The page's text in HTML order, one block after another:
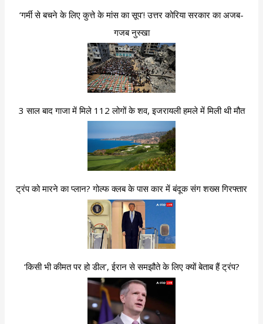
‘गर्मी से बचने के लिए कुत्ते के मांस का सूप’! उत्तर कोरिया सरकार का अजब-
गजब नुस्खा
3 साल बाद गाजा में मिले 112 लोगों के शव, इजरायली हमले में मिली थी मौत
ट्रंप को मारने का प्लान? गोल्फ क्लब के पास कार में बंदूक संग शख्स गिरफ्तार
‘किसी भी कीमत पर हो डील’, ईरान से समझौते के लिए क्यों बेताब हैं ट्रंप?